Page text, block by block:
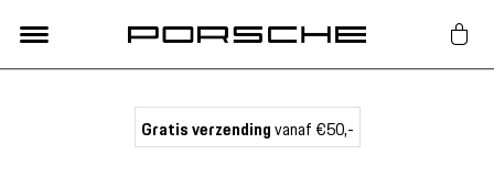
Gratis verzendingvanaf €50,-